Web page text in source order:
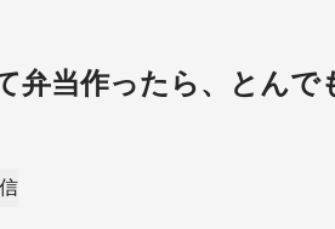
弁当作ったら、とん